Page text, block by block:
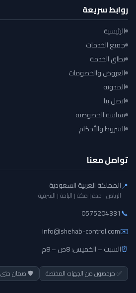
روابط سريعة
الرئيسية
جميع الخدمات
نطاق الخدمة
العروض والخصومات
المدونة
اتصل بنا
سياسة الخصوصية
الشروط والأحكام
تواصل معنا
📍المملكة العربية السعودية
الرياض | جدة | مكة | الباحة | الشرقية
📞
0575204331
✉️
info@shehab-control.com
⏰السبت – الخميس: 8ص – 8م
✅ مرخصون من الجهات المختصة 🛡️ ضمان حتى 10 سنوات